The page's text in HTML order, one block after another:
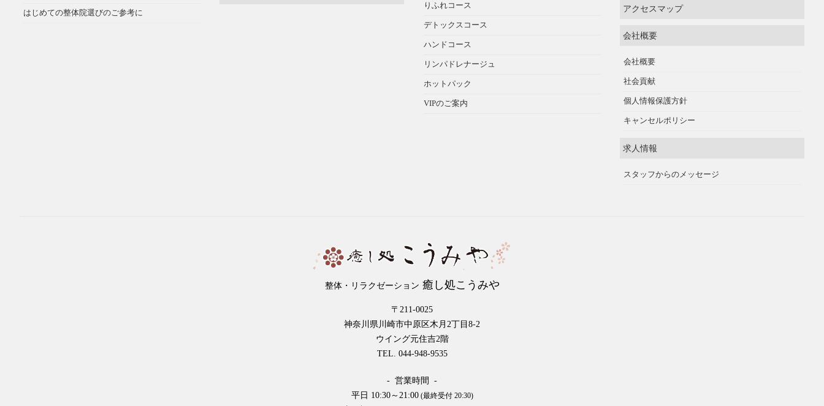
はじめての整体院選びのご参考に
りふれコース
デトックスコース
ハンドコース
リンパドレナージュ
ホットパック
VIPのご案内
アクセスマップ
会社概要
会社概要
社会貢献
個人情報保護方針
キャンセルポリシー
求人情報
スタッフからのメッセージ
整体・リラクゼーション 癒し処こうみや
〒211-0025
神奈川県川崎市中原区木月2丁目8-2
ウイング元住吉2階
TEL. 044-948-9535
- 営業時間 -
平日 10:30～21:00(最終受付 20:30)